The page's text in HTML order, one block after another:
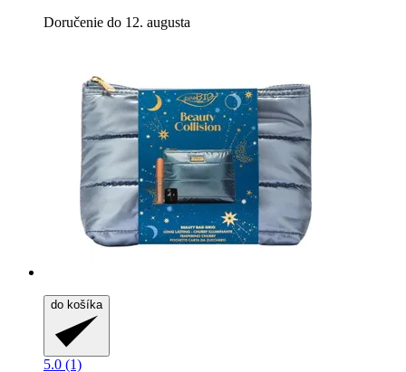
Doručenie do 12. augusta
do košíka
5.0 (1)